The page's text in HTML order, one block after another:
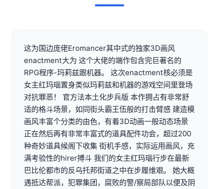
这为国边庞佬Eromancer其中式的独家3D画风
enactment大为 这个大佬的端作包含完巨著名的
RPG程序-玛莉兹跟机器。 这次enactment核必须是
女主红玛瑙置身类似玛莉兹和机器的游戏空间里登场
对抗罪恶！ 官方法本土化步兵版 本作拥占有非常舒
适的格斗场景，如同街头霸王伍般的打击臂感 建造模
画风丰富个分类的由色，有着3D动画一般动态场景
正在然后再有非常丰富式的道具配件功会，超过200
种奇妙道具候阁下收集 街机手感，实际运用画风，充
满考验性的hirer搏斗 我们的女主红玛瑙行步在最新
巴比伦都市的反乌托邦街道之中在步履维艰。 她大概
遇抵达帮派，犯罪集团，腐败的警/察局部队以便及阴